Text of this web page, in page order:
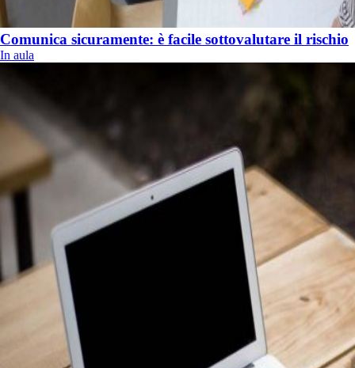
Comunica sicuramente: è facile sottovalutare il rischio
In aula